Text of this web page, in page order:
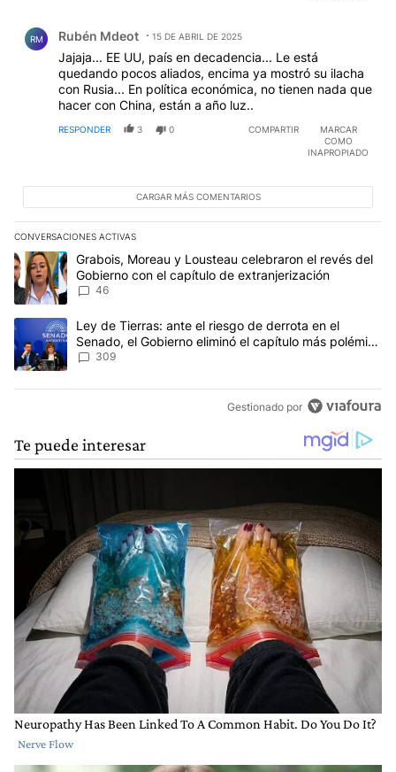
RM Rubén Mdeot 15 DE ABRIL DE 2025
Jajaja... EE UU, país en decadencia... Le está
quedando pocos aliados, encima ya mostró su ilacha
con Rusia... En política económica, no tienen nada que
hacer con China, están a año luz..
RESPONDER 3 0 COMPARTIR
MARCAR
COMO
INAPROPIADO
CARGAR MÁS COMENTARIOS
CONVERSACIONES ACTIVAS
Este listado muestra los artículos con más comentarios en los
Un artículo de tendencia con el título "Grabois, Moreau y
Grabois, Moreau y Lousteau celebraron el revés del
Gobierno con el capítulo de extranjerización
46
Un artículo de tendencia con el título "Ley de Tierras: ante el
Ley de Tierras: ante el riesgo de derrota en el
Senado, el Gobierno eliminó el capítulo más polémico
del proyecto
309
Gestionado por